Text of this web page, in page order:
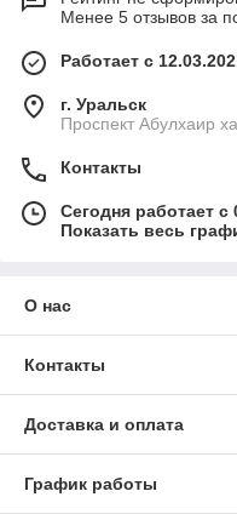
Менее 5 отзывов за
Работает с
г. Уральск
Проспект Абулхаир
Контакты
Сегодня работает с
Показать весь
О нас
Контакты
Доставка и оплата
График работы